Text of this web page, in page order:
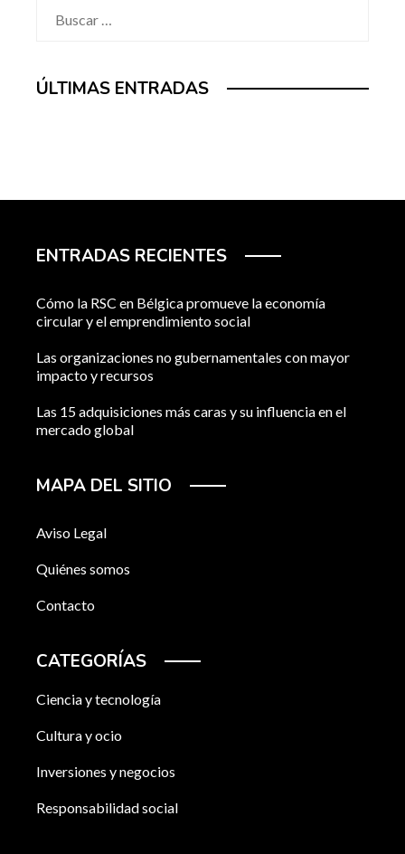
ÚLTIMAS ENTRADAS
ENTRADAS RECIENTES
Cómo la RSC en Bélgica promueve la economía
circular y el emprendimiento social
Las organizaciones no gubernamentales con mayor
impacto y recursos
Las 15 adquisiciones más caras y su influencia en el
mercado global
MAPA DEL SITIO
Aviso Legal
Quiénes somos
Contacto
CATEGORÍAS
Ciencia y tecnología
Cultura y ocio
Inversiones y negocios
Responsabilidad social